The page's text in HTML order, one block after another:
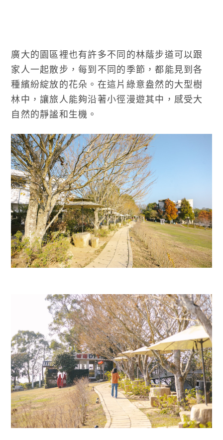
廣大的園區裡也有許多不同的林蔭步道可以跟
家人一起散步，每到不同的季節，都能見到各
種繽紛綻放的花朵。在這片綠意盎然的大型樹
林中，讓旅人能夠沿著小徑漫遊其中，感受大
自然的靜謐和生機。